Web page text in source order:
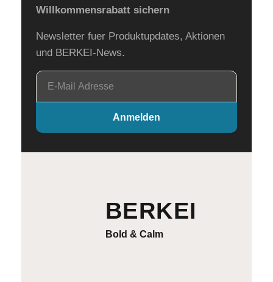
Willkommensrabatt sichern
Newsletter fuer Produktupdates, Aktionen
und BERKEI-News.
E-
Mail
Adresse
Anmelden
BERKEI
Bold & Calm